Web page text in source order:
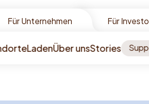
Für Unternehmen Für
LadenÜber unsStories